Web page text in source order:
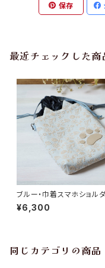
保存
最近チェックした商
ブルー・巾着スマホショル
猫耳【ラスト1点】
¥6,300
同じカテゴリの商品